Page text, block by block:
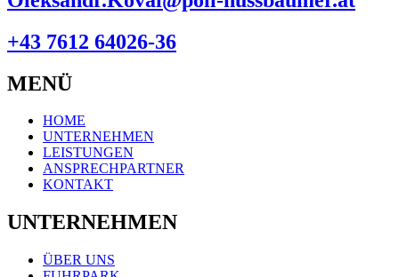
+43 7612 64026-36
MENÜ
HOME
UNTERNEHMEN
LEISTUNGEN
ANSPRECHPARTNER
KONTAKT
UNTERNEHMEN
ÜBER UNS